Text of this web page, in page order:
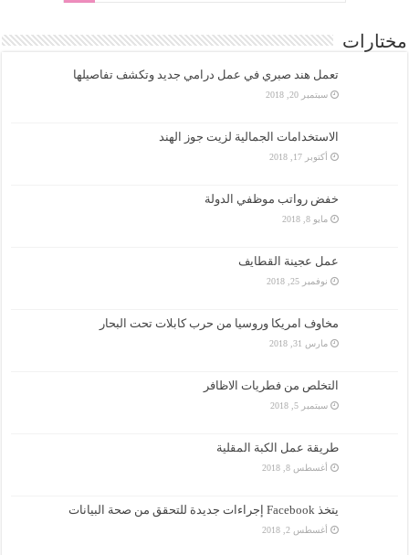
مختارات
تعمل هند صبري في عمل درامي جديد وتكشف تفاصيلها
سبتمبر 20, 2018
الاستخدامات الجمالية لزيت جوز الهند
أكتوبر 17, 2018
خفض رواتب موظفي الدولة
مايو 8, 2018
عمل عجينة القطايف
نوفمبر 25, 2018
مخاوف امريكا وروسيا من حرب كابلات تحت البحار
مارس 31, 2018
التخلص من فطريات الاظافر
سبتمبر 5, 2018
طريقة عمل الكبة المقلية
أغسطس 8, 2018
يتخذ Facebook إجراءات جديدة للتحقق من صحة البيانات
أغسطس 2, 2018